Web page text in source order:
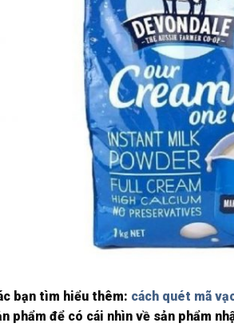
bạn tìm hiểu thêm: cách quét mã
phẩm để có cái nhìn về sản phẩm